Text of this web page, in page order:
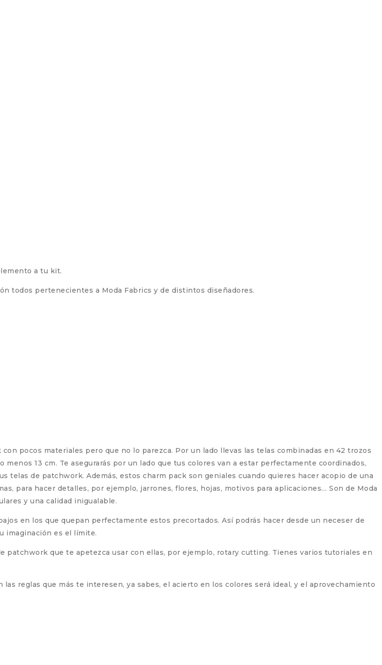
a tu kit.
todos pertenecientes a Moda Fabrics y de distintos diseñadores.
pocos materiales pero que no lo parezca. Por un lado llevas las telas combinadas en 42 trozos
13 cm. Te asegurarás por un lado que tus colores van a estar perfectamente coordinados,
de patchwork. Además, estos charm pack son geniales cuando quieres hacer acopio de una
para hacer detalles, por ejemplo, jarrones, flores, hojas, motivos para aplicaciones… Son de Moda
y una calidad inigualable.
en los que quepan perfectamente estos precortados. Así podrás hacer desde un neceser de
imaginación es el límite.
patchwork que te apetezca usar con ellas, por ejemplo, rotary cutting. Tienes varios tutoriales en
reglas que más te interesen, ya sabes, el acierto en los colores será ideal, y el aprovechamiento